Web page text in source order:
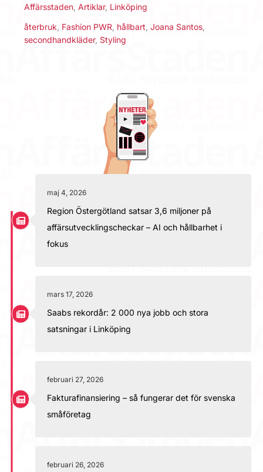
Affärsstaden Artiklar, Linköping
återbruk Fashion PWR hållbart Joana Santos
secondhandkläder, Styling
maj 4, 2026
Region Östergötland satsar 3,6 miljoner på
affärsutvecklingscheckar – AI och hållbarhet i
fokus
mars 17, 2026
Saabs rekordår: 2 000 nya jobb och stora
satsningar i Linköping
februari 27, 2026
Fakturafinansiering – så fungerar det för svenska
småföretag
februari 26, 2026